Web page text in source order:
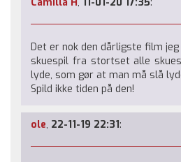
Det er nok den dårligste film
skuespil fra stortset alle
lyde, som gør at man må slå
Spild ikke tiden på den!
ole, 22-11-19 22:31: